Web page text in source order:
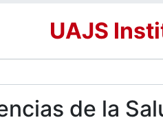
UAJS
de la